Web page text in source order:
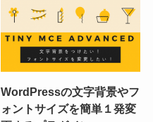
WordPressの文字背景やフ
ォントサイズを簡単１発変